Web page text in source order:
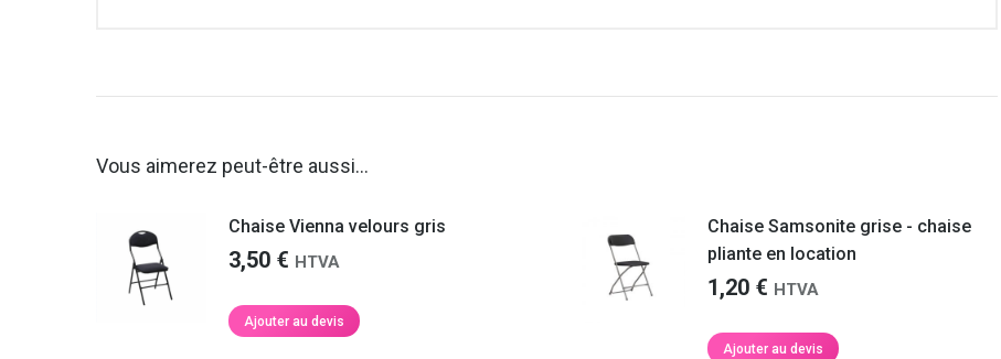
Vous aimerez peut-être aussi…
Chaise Vienna velours gris
3,50 € HTVA
Ajouter au devis
Chaise Samsonite grise - chaise
pliante en location
1,20 € HTVA
Ajouter au devis
de qualité !
très satisfaite de vos services et
pas à faire appel à vous de
pour la location de matériel de
je vous recommanderai !
tout particulièrement pour
Leslivreurs étaient parfaits, polis,
prévenu à l’avance de leur arrivée à chaque
fois. Je recommanderai votre société de
Géraldine C.